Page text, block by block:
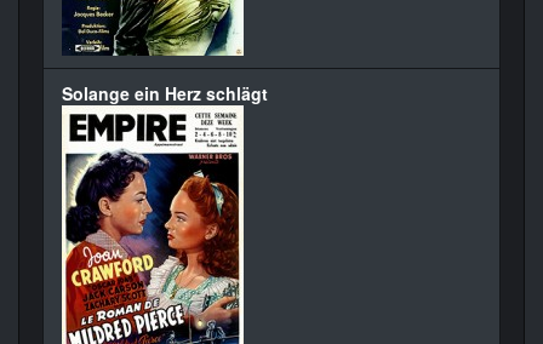
Solange ein Herz schlägt